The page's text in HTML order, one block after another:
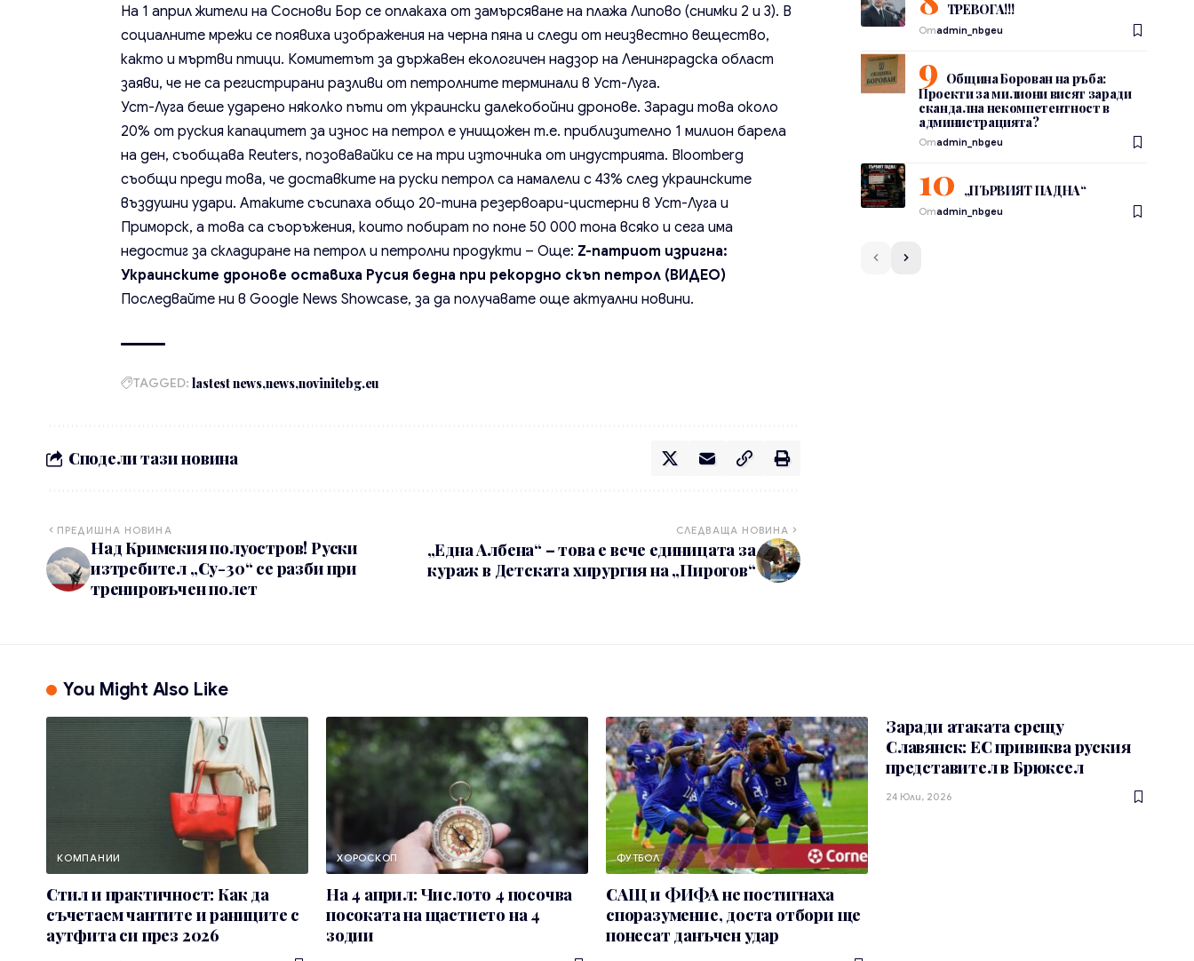
На 1 април жители на Соснови Бор се оплакаха от замърсяване на плажа Липово (снимки 2 и 3). В
социалните мрежи се появиха изображения на черна пяна и следи от неизвестно вещество,
както и мъртви птици. Комитетът за държавен екологичен надзор на Ленинградска област
заяви, че не са регистрирани разливи от петролните терминали в Уст-Луга.
Уст-Луга беше ударено няколко пъти от украински далекобойни дронове. Заради това около
20% от руския капацитет за износ на петрол е унищожен т.е. приблизително 1 милион барела
на ден, съобщава Reuters, позовавайки се на три източника от индустрията. Bloomberg
съобщи преди това, че доставките на руски петрол са намалели с 43% след украинските
въздушни удари. Атаките съсипаха общо 20-тина резервоари-цистерни в Уст-Луга и
Приморск, а това са съоръжения, които побират по поне 50 000 тона всяко и сега има
недостиг за складиране на петрол и петролни продукти – Още: Z-патриот изригна:
Украинските дронове оставиха Русия бедна при рекордно скъп петрол (ВИДЕО)
Последвайте ни вGoogle News Showcase, за да получавате още актуални новини.
TAGGED: lastest news news novinitebg.eu
Сподели тази новина
ПРЕДИШНА НОВИНА
Над Кримския полуостров! Руски
изтребител „Су-30“ се разби при
тренировъчен полет
СЛЕДВАЩА НОВИНА
„Една Албена“ – това е вече единицата за
кураж в Детската хирургия на „Пирогов“
ТРЕВОГА!!!
Отadmin_nbgeu
Община Борован на ръба:
Проекти за милиони висят заради
скандална некомпетентност в
администрацията?
Отadmin_nbgeu
„ПЪРВИЯТ ПАДНА“
Отadmin_nbgeu
You Might Also Like
КОМПАНИИ
Стил и практичност: Как да
съчетаем чантите и раниците с
аутфита си през 2026
ХОРОСКОП
На 4 април: Числото 4 посочва
посоката на щастието на 4
зодии
ФУТБОЛ
САЩ и ФИФА не постигнаха
споразумение, доста отбори ще
понесат данъчен удар
Заради атаката срещу
Славянск: ЕС привиква руския
представител в Брюксел
24 Юли, 2026